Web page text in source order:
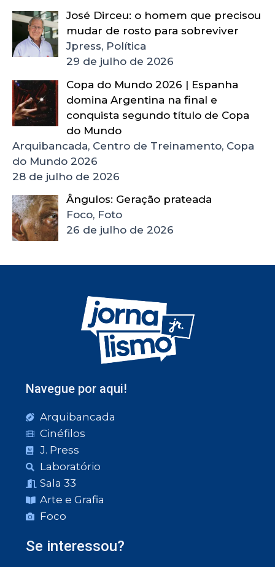
José Dirceu: o homem que precisou
mudar de rosto para sobreviver
Jpress, Política
29 de julho de 2026
Copa do Mundo 2026 | Espanha
domina Argentina na final e
conquista segundo título de Copa
do Mundo
Arquibancada, Centro de Treinamento, Copa
do Mundo 2026
28 de julho de 2026
Ângulos: Geração prateada
Foco, Foto
26 de julho de 2026
Navegue por aqui!
Arquibancada
Cinéfilos
J. Press
Laboratório
Sala 33
Arte e Grafia
Foco
Se interessou?